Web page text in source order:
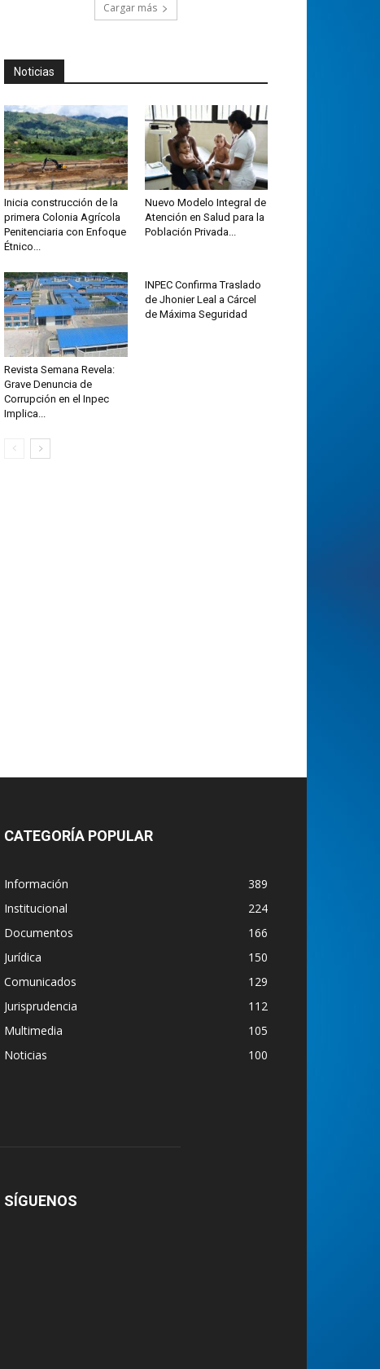
Cargar más
Noticias
Inicia construcción de la
primera Colonia Agrícola
Penitenciaria con Enfoque
Étnico...
Nuevo Modelo Integral de
Atención en Salud para la
Población Privada...
Revista Semana Revela:
Grave Denuncia de
Corrupción en el Inpec
Implica...
INPEC Confirma Traslado
de Jhonier Leal a Cárcel
de Máxima Seguridad
CATEGORÍA POPULAR
Información
389
Institucional
224
Documentos
166
Jurídica
150
Comunicados
129
Jurisprudencia
112
Multimedia
105
Noticias
100
SÍGUENOS